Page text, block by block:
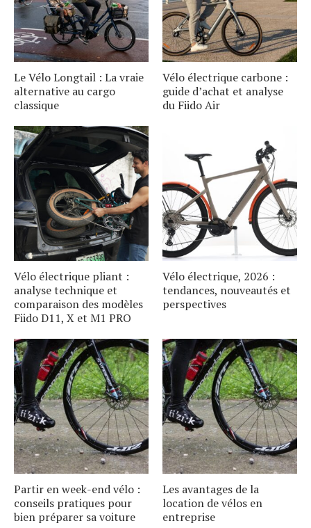
Le Vélo Longtail : La vraie
alternative au cargo
classique
Vélo électrique carbone :
guide d’achat et analyse
du Fiido Air
Vélo électrique pliant :
analyse technique et
comparaison des modèles
Fiido D11, X et M1 PRO
Vélo électrique, 2026 :
tendances, nouveautés et
perspectives
Partir en week-end vélo :
conseils pratiques pour
bien préparer sa voiture
Les avantages de la
location de vélos en
entreprise